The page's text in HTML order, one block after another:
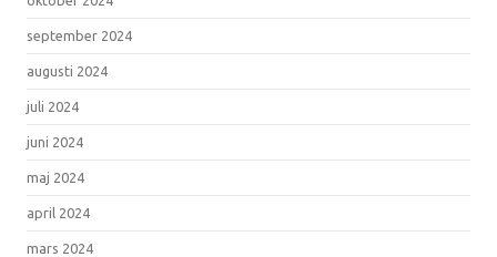
september 2024
augusti 2024
juli 2024
juni 2024
maj 2024
april 2024
mars 2024